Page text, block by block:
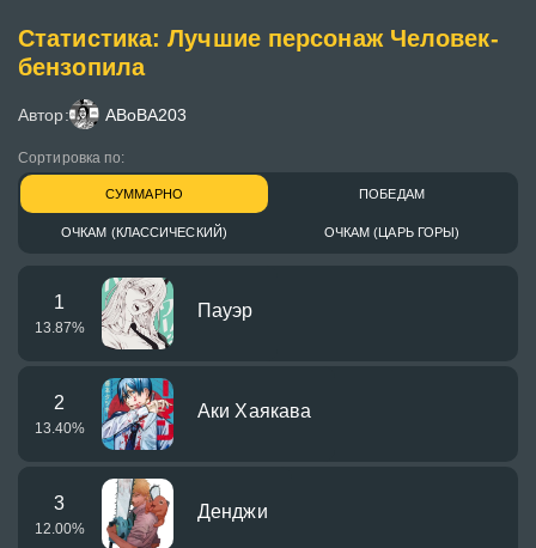
Статистика: Лучшие персонаж Человек-
бензопила
Автор: ABoBA203
Сортировка по:
СУММАРНО ПОБЕДАМ
ОЧКАМ (КЛАССИЧЕСКИЙ) ОЧКАМ (ЦАРЬ ГОРЫ)
1
13.87%
Пауэр
2
13.40%
Аки Хаякава
3
12.00%
Денджи